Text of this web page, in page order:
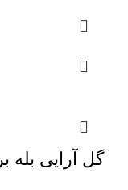
گل آرایی بله